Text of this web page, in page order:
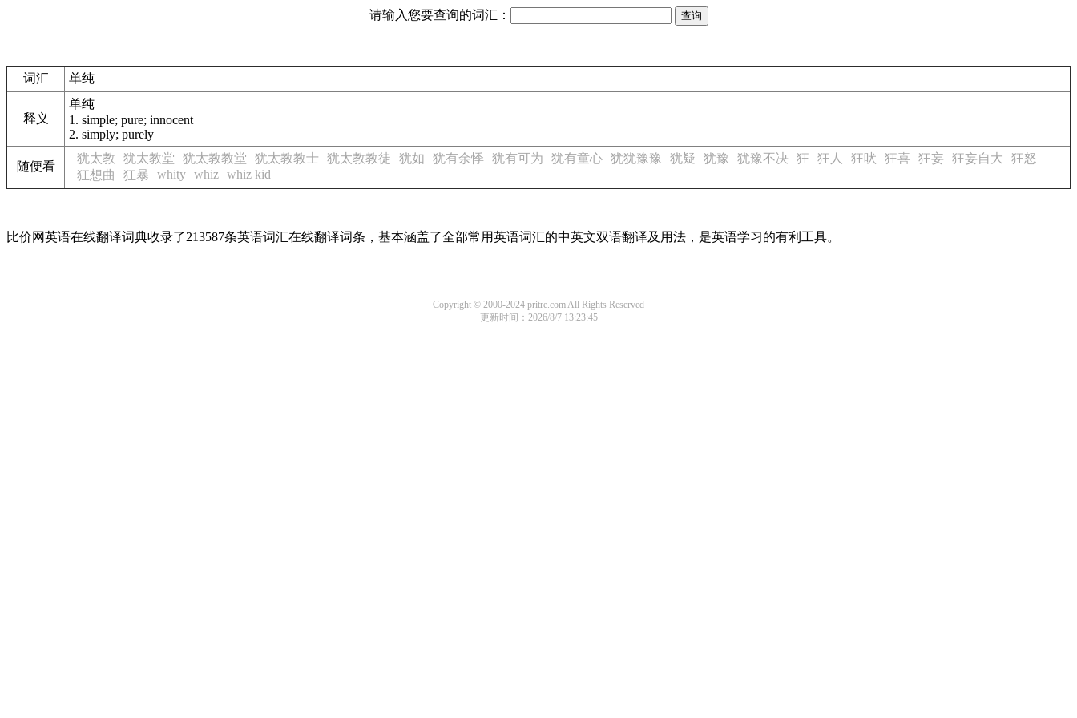
请输入您要查询的词汇：
词汇 单纯
释义
单纯
1. simple; pure; innocent
2. simply; purely
随便看
犹太教 犹太教堂 犹太教教堂 犹太教教士 犹太教教徒 犹如 犹有余悸 犹有可为 犹有童心 犹犹豫豫 犹疑 犹豫 犹豫不决 狂 狂人 狂吠 狂喜 狂妄 狂妄自大
狂怒
狂想曲
狂暴 whity whiz whiz kid
比价网英语在线翻译词典收录了213587条英语词汇在线翻译词条，基本涵盖了全部常用英语词汇的中英文双语翻译及用法，是英语学习的有利工具。
Copyright © 2000-2024 pritre.com All Rights Reserved
更新时间：2026/8/7 13:23:45